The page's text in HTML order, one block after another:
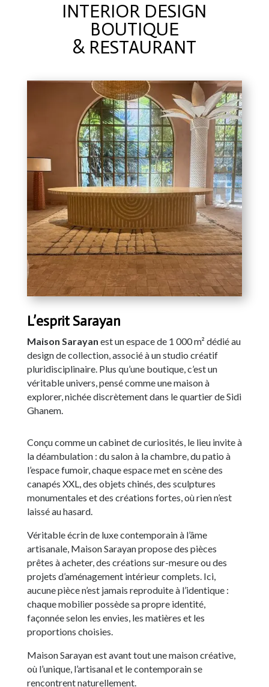
INTERIOR DESIGN
BOUTIQUE
& RESTAURANT
L’esprit Sarayan
Maison Sarayan est un espace de 1 000 m² dédié au
design de collection, associé à un studio créatif
pluridisciplinaire. Plus qu’une boutique, c’est un
véritable univers, pensé comme une maison à
explorer, nichée discrètement dans le quartier de Sidi
Ghanem.
Conçu comme un cabinet de curiosités, le lieu invite à
la déambulation : du salon à la chambre, du patio à
l’espace fumoir, chaque espace met en scène des
canapés XXL, des objets chinés, des sculptures
monumentales et des créations fortes, où rien n’est
laissé au hasard.
Véritable écrin de luxe contemporain à l’âme
artisanale, Maison Sarayan propose des pièces
prêtes à acheter, des créations sur-mesure ou des
projets d’aménagement intérieur complets. Ici,
aucune pièce n’est jamais reproduite à l’identique :
chaque mobilier possède sa propre identité,
façonnée selon les envies, les matières et les
proportions choisies.
Maison Sarayan est avant tout une maison créative,
où l’unique, l’artisanal et le contemporain se
rencontrent naturellement.